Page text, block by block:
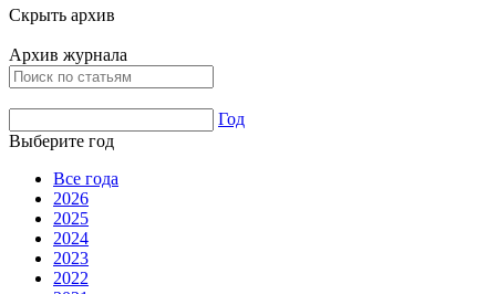
Скрыть архив
Архив журнала
Год
Выберите год
Все года
2026
2025
2024
2023
2022